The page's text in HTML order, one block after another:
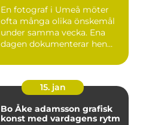
En fotograf i Umeå möter
ofta många olika önskemål
under samma vecka. Ena
dagen dokumenterar hen
15. jan
Bo Åke adamsson grafisk
konst med vardagens rytm